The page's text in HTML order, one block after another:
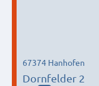
Dornfelder 2
67374 Hanhofen